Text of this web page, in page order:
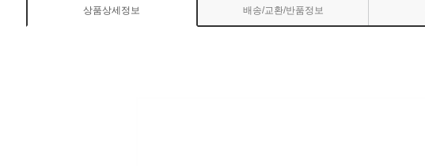
상품상세정보 배송/교환/반품정보